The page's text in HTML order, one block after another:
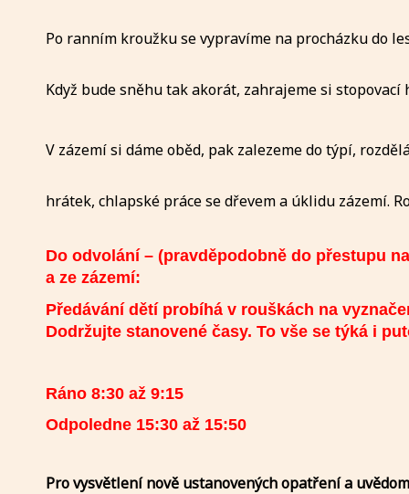
Po ranním kroužku se vypravíme na procházku do
Když bude sněhu tak akorát, zahrajeme si stopovací
V zázemí si dáme oběd, pak zalezeme do týpí,
hrátek, chlapské práce se dřevem a úklidu zázemí.
Do odvolání – (pravděpodobně do přestupu
a ze zázemí:
Předávání dětí probíhá v rouškách na
Dodržujte stanovené časy. To vše se týká i
Ráno 8:30 až 9:15
Odpoledne 15:30 až 15:50
Pro vysvětlení nově ustanovených opatření a